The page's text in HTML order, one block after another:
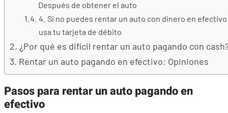
Después de obtener el auto
4. Si no puedes rentar un auto con dinero en
usa tu tarjeta de débito
¿Por qué es difícil rentar un auto pagando con
Rentar un auto pagando en efectivo: Opiniones
Pasos para rentar un auto pagando en
efectivo